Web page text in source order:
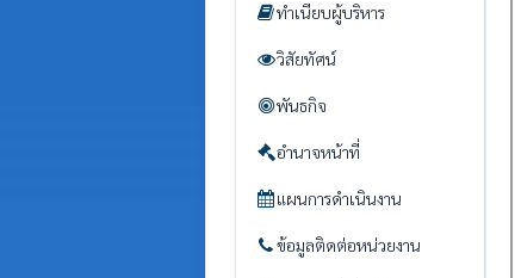
ทำเนียบผู้บริหาร
วิสัยทัศน์
พันธกิจ
อำนาจหน้าที่
แผนการดำเนินงาน
ข้อมูลติดต่อหน่วยงาน